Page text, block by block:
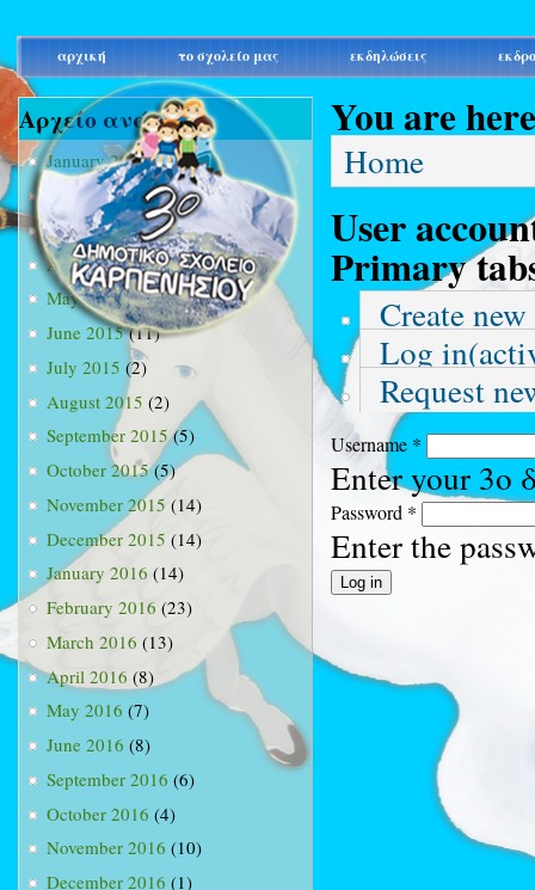
main_menu
αρχική το σχολείο μας εκδηλώσεις
Αρχείο ανά μήνα
January 2015(3)
February 2015(9)
March 2015(34)
April 2015(15)
May 2015(13)
June 2015(11)
July 2015 (2)
August 2015 (2)
September 2015(5)
October 2015(5)
November 2015 (14)
December 2015 (14)
January 2016 (14)
February 2016 (23)
March 2016 (13)
April 2016 (8)
May 2016 (7)
June 2016 (8)
September 2016 (6)
October 2016 (4)
November 2016 (10)
December 2016 (1)
You are here
Home
User
Primary
Create
Log in
Request
Username *
Enter your 3ο
Password *
Enter the